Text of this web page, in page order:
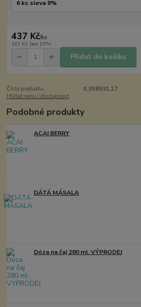
437 Kč/ks
361 Kč bez DPH
Přidat do košíku
Číslo produktu:
0,358031,17
Hlídat cenu / dostupnost
Podobné produkty
ACAI BERRY
DÁTÁ MÁSALA
Dóza na čaj 280 ml. VÝPRODEJ